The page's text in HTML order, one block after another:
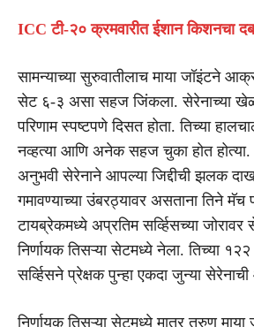
ICC टी-२० क्रमवारीत ईशान किशनचा
सामन्याच्या सुरुवातीलाच माया जॉइंटने
सेट ६-३ असा सहज जिंकला. सेरेनाच्या
परिणाम स्पष्टपणे दिसत होता. तिच्या
नव्हत्या आणि अनेक सहज चुका होत होत्या.
अनुभवी सेरेनाने आपल्या जिद्दीची झलक
गमावण्याच्या उंबरठ्यावर असताना तिने मॅच
टायब्रेकमध्ये अप्रतिम सर्व्हिसच्या
निर्णायक तिसऱ्या सेटमध्ये नेला. तिच्या
सर्व्हिसने प्रेक्षक पुन्हा एकदा जुन्या
निर्णायक तिसऱ्या सेटमध्ये मात्र तरुण माया